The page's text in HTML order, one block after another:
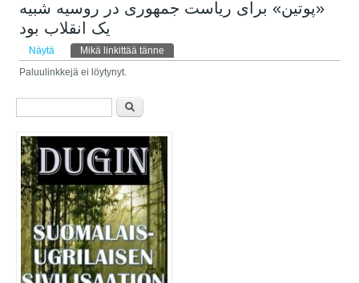
«پوتین» برای ریاست جمهوری در روسیه شبیه
یک انقلاب بود
Ensisijaiset välilehdet
Näytä Mikä linkittää tänne
Paluulinkkejä ei löytynyt.